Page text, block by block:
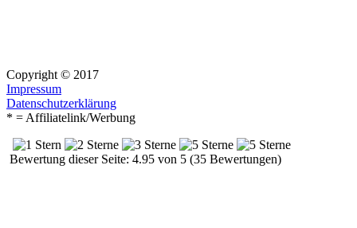
Copyright © 2017
Impressum
Datenschutzerklärung
* = Affiliatelink/Werbung
Bewertung dieser Seite: 4.95 von 5 (35 Bewertungen)